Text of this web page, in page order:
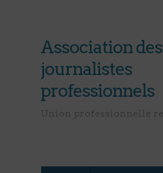
Association des
journalistes
professionnels